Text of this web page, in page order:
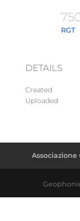
RGT
DETAILS
Created
Uploaded